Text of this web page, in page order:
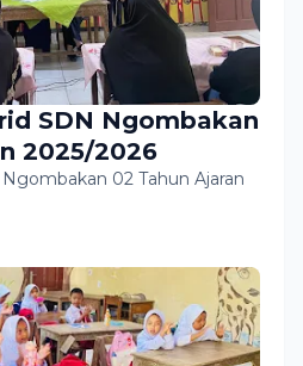
SDN Ngombakan
2025/2026
02 Tahun Ajaran